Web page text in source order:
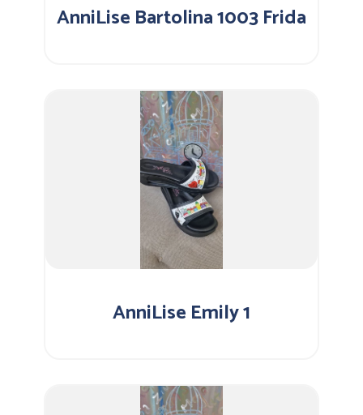
AnniLise Bartolina 1003 Frida
AnniLise Emily 1